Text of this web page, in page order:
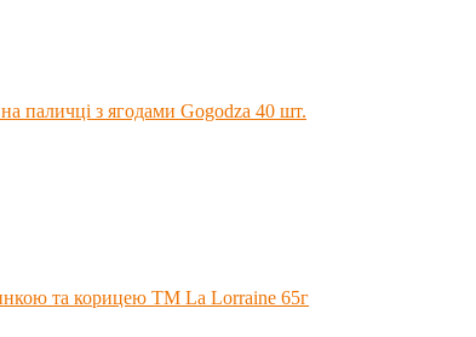
паличці з ягодами Gogodza 40 шт.
та корицею ТМ La Lorraine 65г